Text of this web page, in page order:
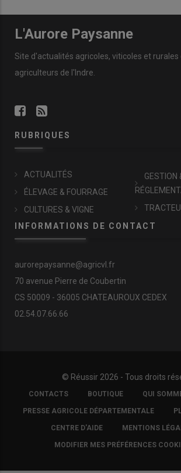
L'Aurore Paysanne
Site d'actualités agricoles, viticoles et rurales
agriculteurs de l'Indre.
RUBRIQUES
ACTUALITÉS
ÉLEVAGE & FOURRAGE
CULTURES & VIGNE
GESTION
INFORMATIONS DE CONTACT
aurorepaysanne@agricvl.fr
70 avenue Pierre de Coubertin
CS 50009 - 36005 CHATEAUROUX CEDEX
02.54.07.66.66
© Réussir 2026 - Tous droits
FOOTER
COPYRIGHT
CONTACTS BOUTIQUE QUI
PRESSE AGRICOLE DÉPARTEMENTALE
CENTRE D'AIDE MENTIONS
MODIFIER MES PRÉFÉRENCES